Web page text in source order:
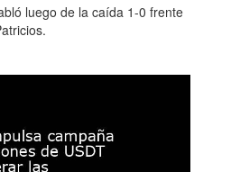
luego de la caída 1-0 frente